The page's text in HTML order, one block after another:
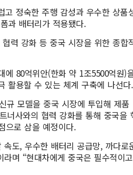
고 정숙한 주행 감성과 우수한 상품
과 배터리가 적용됐다.
력 강화 등 중국 시장을 위한 종합
에 80억위안(한화 약 1조5500억원)
활용할 수 있는 체계 구축에 나선다.
규 모델을 중국 시장에 투입해 제품
너사와의 협력 강화를 통해 중국을
으로 삼을 예정이다.
도, 우수한 배터리 공급망, 까다로
며 “현대차에게 중국은 필수적이고